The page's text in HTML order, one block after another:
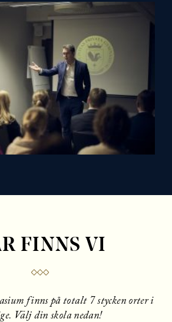
FINNS VI
finns på totalt 7 stycken orter i
Välj din skola nedan!